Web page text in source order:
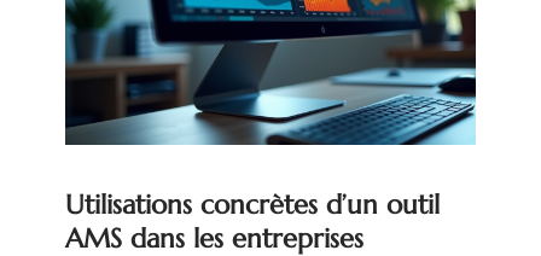
Utilisations concrètes d’un outil
AMS dans les entreprises